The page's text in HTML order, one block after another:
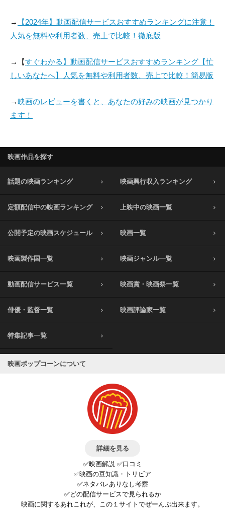
→
【2024年】動画配信サービスおすすめランキングに注意！
人気を無料や利用者数、売上で比較！徹底版
→【すぐわかる】動画配信サービスおすすめランキング【忙
しいあなたへ】人気を無料や利用者数、売上で比較！簡易版
→映画のレビューを書くと、あなたの好みの映画が見つかり
ます！
映画作品を探す
話題の映画ランキング 映画興行収入ランキング
定額配信中の映画ランキング 上映中の映画一覧
公開予定の映画スケジュール 映画一覧
映画製作国一覧 映画ジャンル一覧
動画配信サービス一覧 映画賞・映画祭一覧
俳優・監督一覧 映画評論家一覧
特集記事一覧
映画ポップコーンについて
詳細を見る
✅映画解説 ✅口コミ
✅映画の豆知識・トリビア
✅ネタバレありなし考察
✅どの配信サービスで見られるか
映画に関するあれこれが、この１サイトでぜーんぶ出来ます。